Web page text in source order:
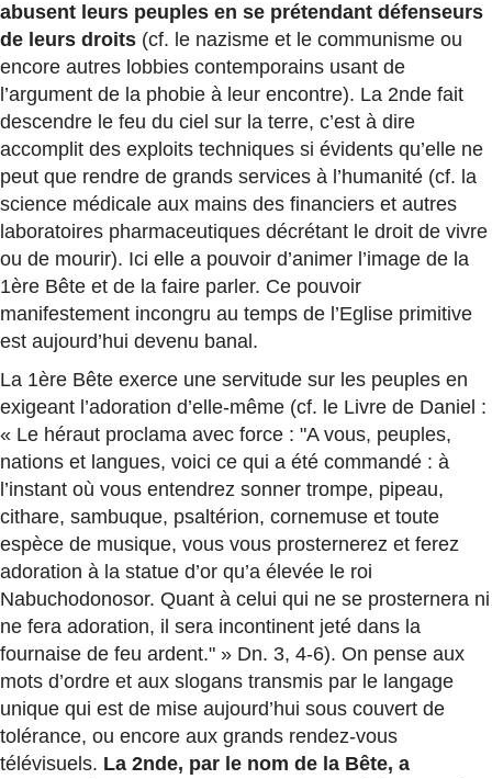
abusent leurs peuples en se prétendant défenseurs
de leurs droits (cf. le nazisme et le communisme ou
encore autres lobbies contemporains usant de
l’argument de la phobie à leur encontre). La 2nde fait
descendre le feu du ciel sur la terre, c’est à dire
accomplit des exploits techniques si évidents qu’elle ne
peut que rendre de grands services à l’humanité (cf. la
science médicale aux mains des financiers et autres
laboratoires pharmaceutiques décrétant le droit de vivre
ou de mourir). Ici elle a pouvoir d’animer l’image de la
1ère Bête et de la faire parler. Ce pouvoir
manifestement incongru au temps de l’Eglise primitive
est aujourd’hui devenu banal.
La 1ère Bête exerce une servitude sur les peuples en
exigeant l’adoration d’elle-même (cf. le Livre de Daniel :
« Le héraut proclama avec force : "A vous, peuples,
nations et langues, voici ce qui a été commandé : à
l’instant où vous entendrez sonner trompe, pipeau,
cithare, sambuque, psaltérion, cornemuse et toute
espèce de musique, vous vous prosternerez et ferez
adoration à la statue d’or qu’a élevée le roi
Nabuchodonosor. Quant à celui qui ne se prosternera ni
ne fera adoration, il sera incontinent jeté dans la
fournaise de feu ardent." » Dn. 3, 4-6). On pense aux
mots d’ordre et aux slogans transmis par le langage
unique qui est de mise aujourd’hui sous couvert de
tolérance, ou encore aux grands rendez-vous
télévisuels. La 2nde, par le nom de la Bête, a